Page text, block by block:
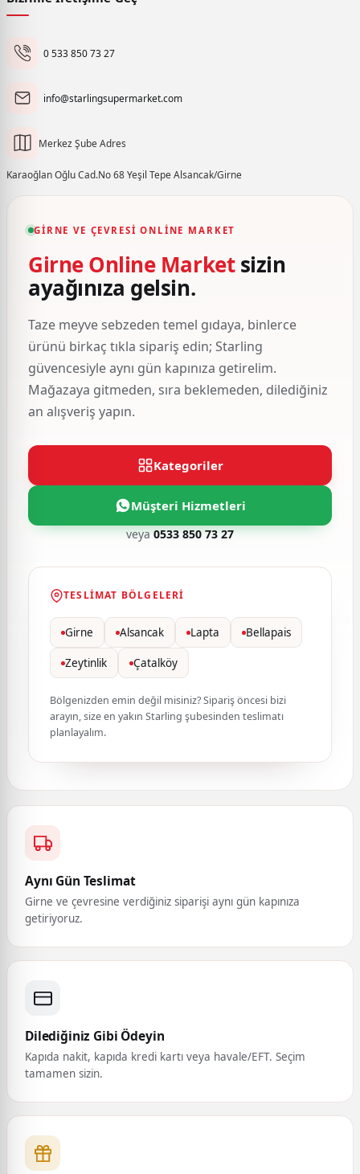
0 533 850 73 27
info@starlingsupermarket.com
Merkez Şube Adres
Karaoğlan Oğlu Cad.No 68 Yeşil Tepe Alsancak/Girne
GIRNE VE ÇEVRESI ONLINE MARKET
Girne Online Marketsizin
ayağınıza gelsin.
Taze meyve sebzeden temel gıdaya, binlerce
ürünü birkaç tıkla sipariş edin; Starling
güvencesiyle aynı gün kapınıza getirelim.
Mağazaya gitmeden, sıra beklemeden, dilediğiniz
an alışveriş yapın.
Kategoriler
Müşteri Hizmetleri
veya0533 850 73 27
TESLIMAT BÖLGELERI
Girne Alsancak Lapta Bellapais
Zeytinlik Çatalköy
Bölgenizden emin değil misiniz? Sipariş öncesi bizi
arayın, size en yakın Starling şubesinden teslimatı
planlayalım.
Aynı Gün Teslimat
Girne ve çevresine verdiğiniz siparişi aynı gün kapınıza
getiriyoruz.
Dilediğiniz Gibi Ödeyin
Kapıda nakit, kapıda kredi kartı veya havale/EFT. Seçim
tamamen sizin.